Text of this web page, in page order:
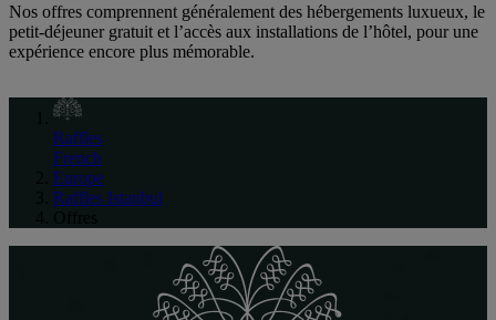
Nos offres comprennent généralement des hébergements luxueux, le
petit-déjeuner gratuit et l’accès aux installations de l’hôtel, pour une
expérience encore plus mémorable.
Raffles
French
Europe
Raffles Istanbul